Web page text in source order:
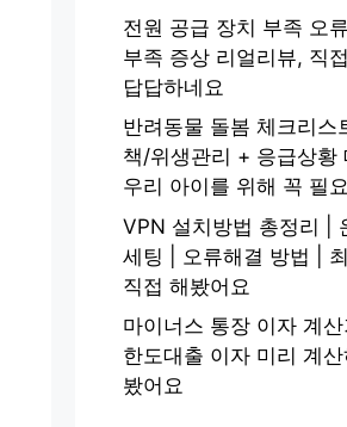
전원 공급 장치 부족 오
부족 증상 리얼리뷰, 직
답답하네요
반려동물 돌봄 체크리스
책/위생관리 + 응급상황
우리 아이를 위해 꼭 필
VPN 설치방법 총정리 |
세팅 | 오류해결 방법 |
직접 해봤어요
마이너스 통장 이자 계산
한도대출 이자 미리 계
봤어요